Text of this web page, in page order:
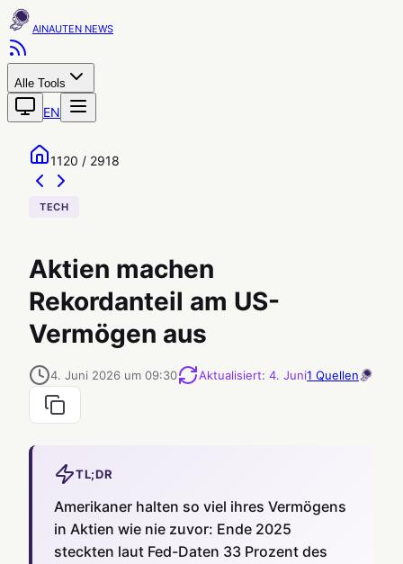
AINAUTEN
Alle Tools
EN
1120 / 2918
TECH
Aktien machen
Rekordanteil am US-
Vermögen aus
4. Juni 2026 um 09:30 Aktualisiert: 4. Juni1 Quellen
TL;DR
Amerikaner halten so viel ihres Vermögens
in Aktien wie nie zuvor: Ende 2025
steckten laut Fed-Daten 33 Prozent des